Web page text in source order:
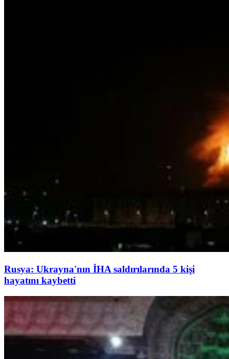
Rusya: Ukrayna'nın İHA saldırılarında 5 kişi
hayatını kaybetti